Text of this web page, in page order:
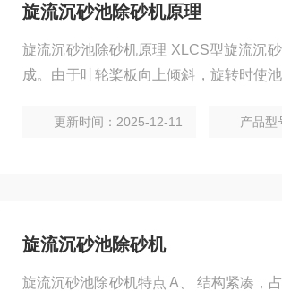
旋流沉砂池除砂机原理
旋流沉砂池除砂机原理 XLCS型旋流沉
成。由于叶轮桨板向上倾斜，旋转时使
将受到冲刷并仍保持沉降效果，而原来
更新时间：2025-12-11 产品型
旋流沉砂池除砂机
旋流沉砂池除砂机特点 A、 结构紧凑，占地面积小，约为普通沉砂池面积的三分之一，设备投资